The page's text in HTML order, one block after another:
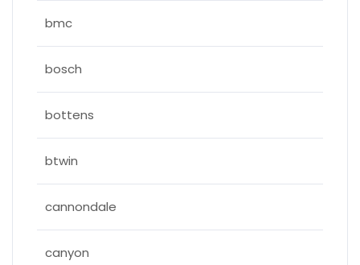
bmc
bosch
bottens
btwin
cannondale
canyon